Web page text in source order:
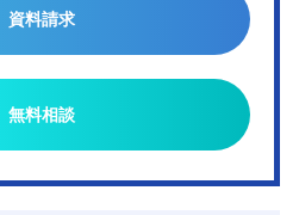
資料請求
無料相談